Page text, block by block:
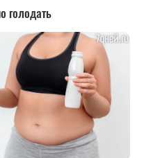
голодать